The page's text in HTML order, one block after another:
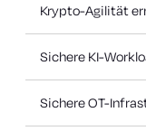
Krypto-Agilität
Sichere KI-
Sichere OT-